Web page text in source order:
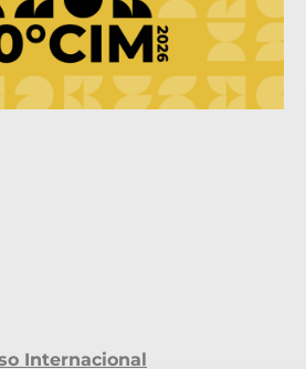
Internacional